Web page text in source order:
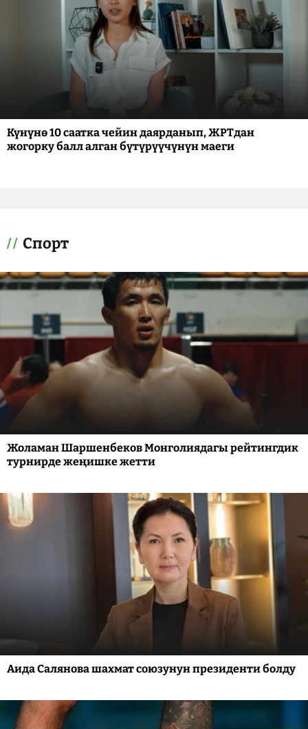
Күнүнө 10 саатка чейин даярданып, ЖРТдан
жогорку балл алган бүтүрүүчүнүн маеги
Спорт
Жоламан Шаршенбеков Монголиядагы рейтингдик
турнирде жеңишке жетти
Аида Салянова шахмат союзунун президенти болду